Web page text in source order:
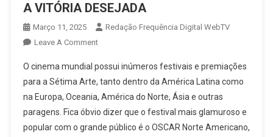
A VITÓRIA DESEJADA
Março 11, 2025
Redação Frequência Digital WebTV
Leave A CommentOn
VITÓRIA
DESEJADA
O cinema mundial possui inúmeros festivais e premiações
para a Sétima Arte, tanto dentro da América Latina como
na Europa, Oceania, América do Norte, Ásia e outras
paragens. Fica óbvio dizer que o festival mais glamuroso e
popular com o grande público é o OSCAR Norte Americano,